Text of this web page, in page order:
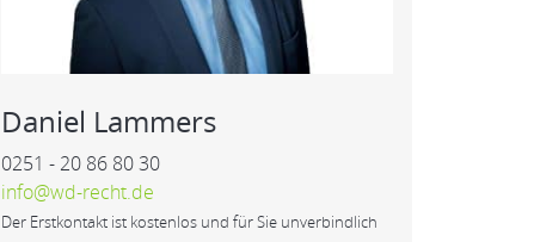
Daniel Lammers
0251 - 20 86 80 30
info@wd-recht.de
Der Erstkontakt ist kostenlos und für Sie unverbindlich